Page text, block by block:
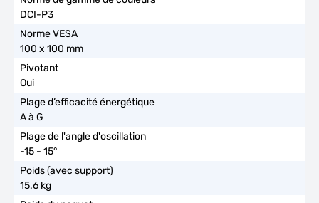
DCI-P3
100 x 100 mm
Oui
A à G
-15 - 15°
15.6 kg